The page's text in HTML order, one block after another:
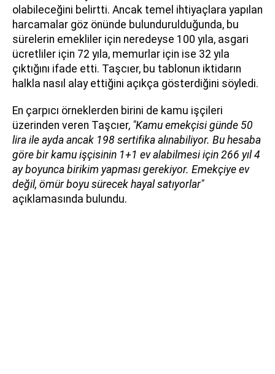
olabileceğini belirtti. Ancak temel ihtiyaçlara yapılan
harcamalar göz önünde bulundurulduğunda, bu
sürelerin emekliler için neredeyse 100 yıla, asgari
ücretliler için 72 yıla, memurlar için ise 32 yıla
çıktığını ifade etti. Taşcıer, bu tablonun iktidarın
halkla nasıl alay ettiğini açıkça gösterdiğini söyledi.
En çarpıcı örneklerden birini de kamu işçileri
üzerinden veren Taşcıer, "Kamu emekçisi günde 50
lira ile ayda ancak 198 sertifika alınabiliyor. Bu hesaba
göre bir kamu işçisinin 1+1 ev alabilmesi için 266 yıl 4
ay boyunca birikim yapması gerekiyor. Emekçiye ev
değil, ömür boyu sürecek hayal satıyorlar"
açıklamasında bulundu.